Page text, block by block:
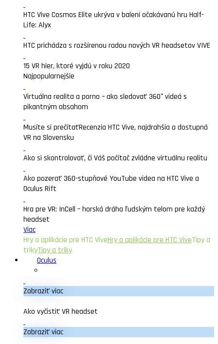
HTC Vive Cosmos Elite ukrýva v balení očakávanú hru Half-
Life: Alyx
HTC prichádza s rozšírenou radou nových VR headsetov VIVE
15 VR hier, ktoré vyjdú v roku 2020
Najpopularnejšie
Virtuálna realita a porno – ako sledovať 360° videá s
pikantným obsahom
Musíte si prečítaťRecenzia HTC Vive, najdrahšia a dostupná
VR na Slovensku
Ako si skontrolovať, či Váš počítač zvládne virtuálnu realitu
Ako pozerať 360-stupňové YouTube videa na HTC Vive a
Oculus Rift
Hra pre VR: InCell – horská dráha ľudským telom pre každý
headset
Viac
Hry a aplikácie pre HTC ViveHry a aplikácie pre HTC ViveTipy a
trikyTipy a triky
Oculus
Zobraziť viac
Ako vyčistiť VR headset
Zobraziť viac